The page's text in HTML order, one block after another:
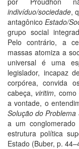
indivíduo/sociedade,
antagônico Estado/
grupo social
Pelo contrário, a
massas atomiza a
universal é uma
legislador, incapaz
corpórea, convida
cabeça, viritim, como
a vontade, o
Solução do Problema
a um
estrutura política
Estado (Buber, p.